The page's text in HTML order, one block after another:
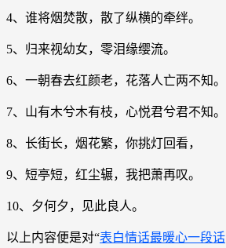
4、谁将烟焚散，散了纵横的牵绊。
5、归来视幼女，零泪缘缨流。
6、一朝春去红颜老，花落人亡两不知。
7、山有木兮木有枝，心悦君兮君不知。
8、长街长，烟花繁，你挑灯回看，
9、短亭短，红尘辗，我把萧再叹。
10、夕何夕，见此良人。
以上内容便是对“表白情话最暖心一段话